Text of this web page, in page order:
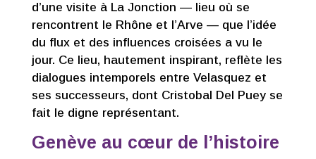
d’une visite à La Jonction — lieu où se
rencontrent le Rhône et l’Arve — que l’idée
du flux et des influences croisées a vu le
jour. Ce lieu, hautement inspirant, reflète les
dialogues intemporels entre Velasquez et
ses successeurs, dont Cristobal Del Puey se
fait le digne représentant.
Genève au cœur de l’histoire